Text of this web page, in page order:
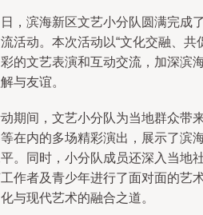
，滨海新区文艺小分队圆满完成
活动。本次活动以“文化交融、共
的文艺表演和互动交流，加深滨
与友谊。
期间，文艺小分队为当地群众带
在内的多场精彩演出，展示了滨
。同时，小分队成员还深入当地
作者及青少年进行了面对面的艺
与现代艺术的融合之道。